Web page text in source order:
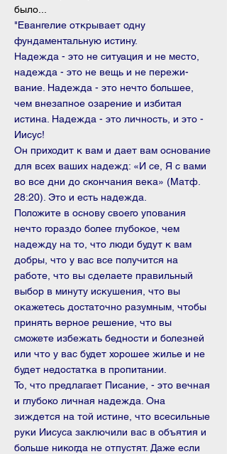
было...
"Евангелие открывает одну
фундаментальную истину.
Наде­жда - это не ситуация и не место,
надежда - это не вещь и не пережи­
вание. Надежда - это нечто большее,
чем внезапное озарение и избитая
истина. Надежда - это личность, и это -
Иисус!
Он приходит к вам и дает вам основание
для всех ваших надежд: «И се, Я с вами
во все дни до скон­чания века» (Матф.
28:20). Это и есть надежда.
Положите в основу своего упования
нечто гораздо более глубокое, чем
надежду на то, что люди бу­дут к вам
добры, что у вас все получится на
работе, что вы сделаете пра­вильный
выбор в минуту искушения, что вы
окажетесь достаточно разум­ным, чтобы
принять верное решение, что вы
сможете избежать бедности и болезней
или что у вас будет хорошее жилье и не
будет недостатка в пропитании.
То, что предлагает Писание, - это вечная
и глубоко личная надежда. Она
зиждется на той истине, что всесильные
руки Иисуса за­ключили вас в объятия и
больше никогда не отпустят. Даже если